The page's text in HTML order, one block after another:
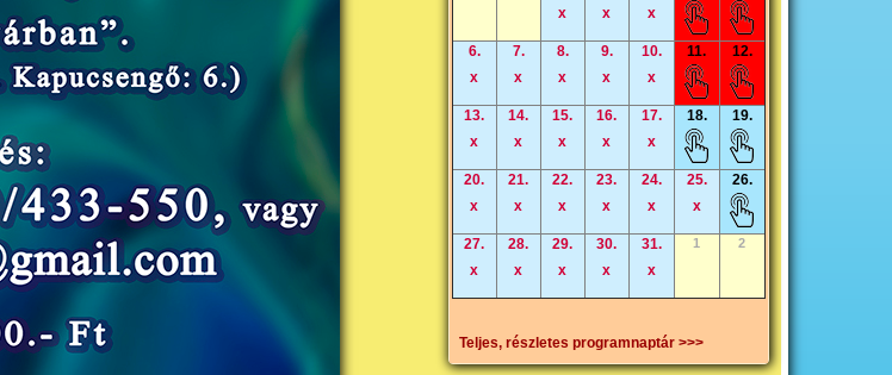
x
x
x
6.
x
7.
x
8.
x
9.
x
10.
x
11. 12.
13.
x
14.
x
15.
x
16.
x
17.
x
18. 19.
20.
x
21.
x
22.
x
23.
x
24.
x
25.
x
26.
27.
x
28.
x
29.
x
30.
x
31.
x
1 2
Teljes, részletes programnaptár >>>